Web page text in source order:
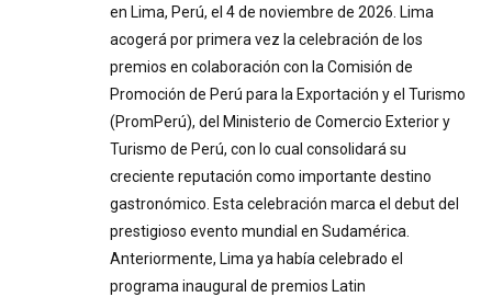
en Lima, Perú, el 4 de noviembre de 2026. Lima
acogerá por primera vez la celebración de los
premios en colaboración con la Comisión de
Promoción de Perú para la Exportación y el Turismo
(PromPerú), del Ministerio de Comercio Exterior y
Turismo de Perú, con lo cual consolidará su
creciente reputación como importante destino
gastronómico. Esta celebración marca el debut del
prestigioso evento mundial en Sudamérica.
Anteriormente, Lima ya había celebrado el
programa inaugural de premios Latin